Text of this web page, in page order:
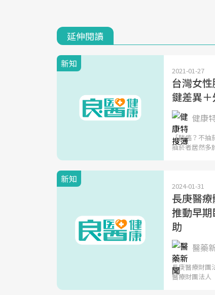
延伸閱讀
新知
2021-01-27
台灣女
鍵差異
健康
「肺癌？不抽
抽菸者居然多
新知
2024-01-31
長庚醫
推動早
助
醫藥
長庚醫療財團
醫療財團法人